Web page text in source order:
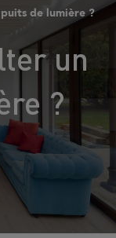
de lumière ?
un
?